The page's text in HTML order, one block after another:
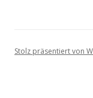
Stolz präsentiert von